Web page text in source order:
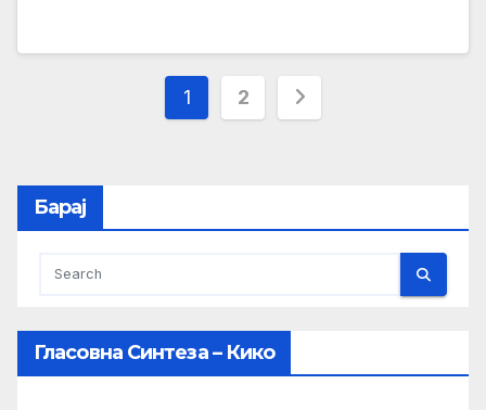
Posts
1 2
Барај
Гласовна Синтеза – Кико